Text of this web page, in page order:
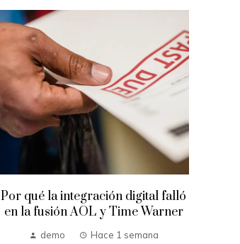
Por qué la integración digital falló
en la fusión AOL y Time Warner
demo Hace 1 semana